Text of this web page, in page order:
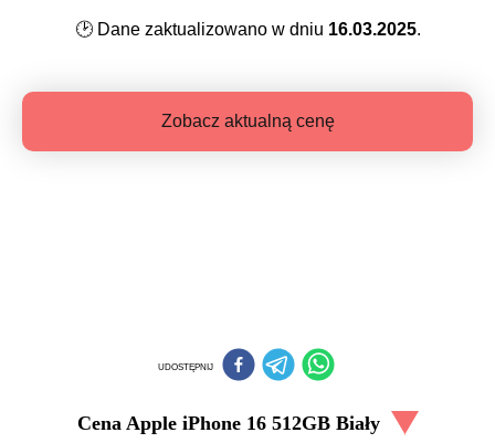
🕑Dane zaktualizowano w dniu 16.03.2025.
Zobacz aktualną cenę
UDOSTĘPNIJ
Cena Apple iPhone 16 512GB Biały